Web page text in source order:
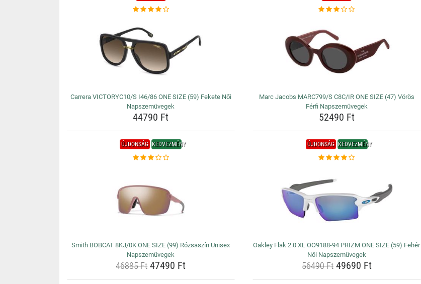
Carrera VICTORYC10/S I46/86 ONE SIZE (59) Fekete Női
Napszemüvegek
44790 Ft
Marc Jacobs MARC799/S C8C/IR ONE SIZE (47) Vörös
Férfi Napszemüvegek
52490 Ft
ÚJDONSÁG KEDVEZMÉNY
Smith BOBCAT 8KJ/0K ONE SIZE (99) Rózsaszín Unisex
Napszemüvegek
46885 Ft47490 Ft
ÚJDONSÁG KEDVEZMÉNY
Oakley Flak 2.0 XL OO9188-94 PRIZM ONE SIZE (59) Fehér
Női Napszemüvegek
56490 Ft49690 Ft